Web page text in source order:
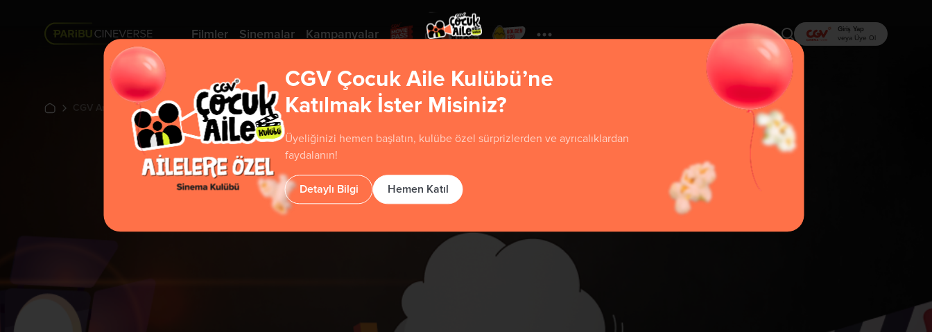
Filmler Sinemalar Kampanyalar
CGV Çocuk Aile Kulübü’ne
Katılmak İster Misiniz?
Üyeliğinizi hemen başlatın, kulübe özel sürprizlerden ve ayrıcalıklardan
faydalanın!
Detaylı Bilgi Hemen Katıl
Giriş Yap
veya Üye Ol
CGV Arthouse